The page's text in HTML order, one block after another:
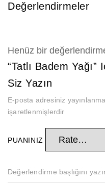
Değerlendirmeler
Henüz bir
“Tatlı Badem
Siz Yazın
E-posta adresiniz
işaretlenmişlerdir
PUANINIZ